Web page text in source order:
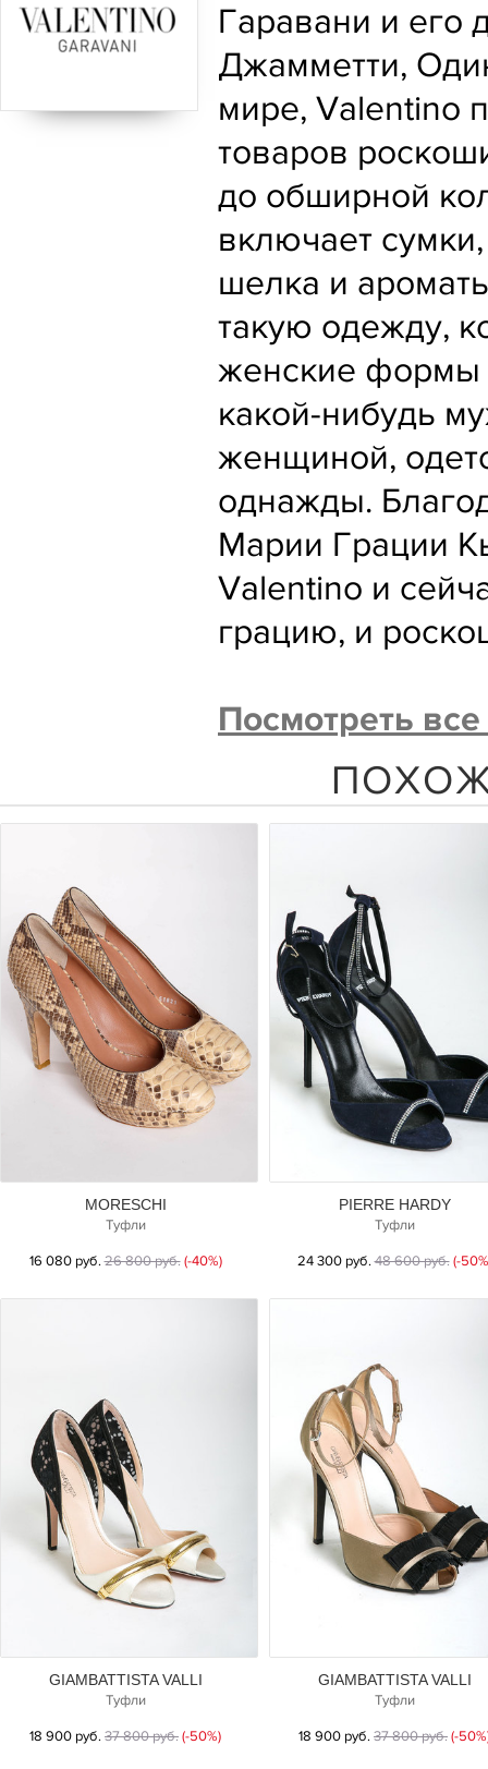
Гаравани и его
Джамметти,
мире, Valentino
товаров
до обширной
включает
шелка и
такую одежду,
женские формы
какой-нибудь
женщиной,
однажды.
Марии Грации
Valentino и
грацию, и
Посмотреть
MORESCHI
Туфли
16 080 руб.26 800 руб. (-40%)
PIERRE HARDY
Туфли
24 300 руб.48 600 руб. (-
GIAMBATTISTA VALLI
Туфли
18 900 руб.37 800 руб.(-50%)
GIAMBATTISTA VALLI
Туфли
18 900 руб.37 800 руб.(-